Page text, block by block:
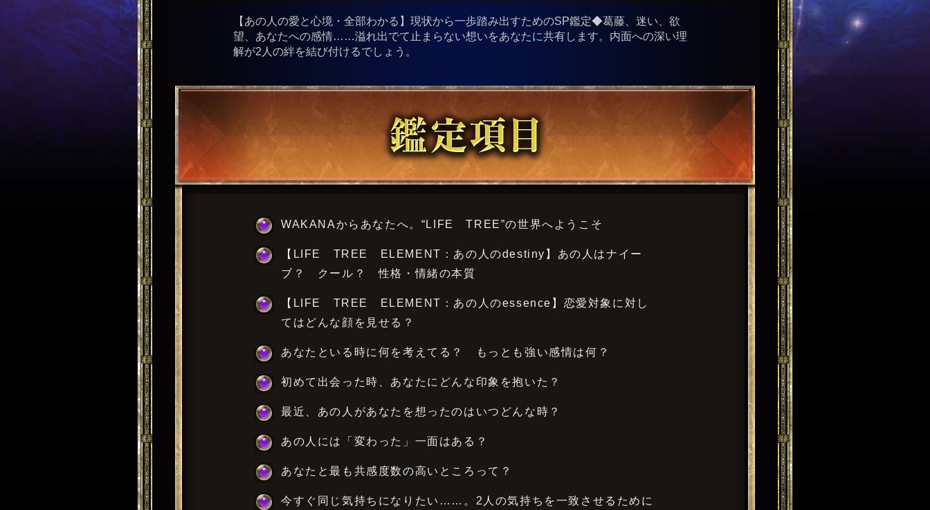
【あの人の愛と心境・全部わかる】現状から一歩踏み出すためのSP鑑定◆葛藤、迷い、欲
望、あなたへの感情……溢れ出でて止まらない想いをあなたに共有します。内面への深い理
解が2人の絆を結び付けるでしょう。
WAKANAからあなたへ。“LIFE TREE”の世界へようこそ
【LIFE TREE ELEMENT：あの人のdestiny】あの人はナイー
ブ？ クール？ 性格・情緒の本質
【LIFE TREE ELEMENT：あの人のessence】恋愛対象に対し
てはどんな顔を見せる？
あなたといる時に何を考えてる？ もっとも強い感情は何？
初めて出会った時、あなたにどんな印象を抱いた？
最近、あの人があなたを想ったのはいつどんな時？
あの人には「変わった」一面はある？
あなたと最も共感度数の高いところって？
今すぐ同じ気持ちになりたい……。2人の気持ちを一致させるために